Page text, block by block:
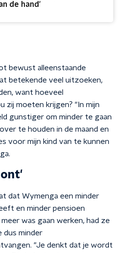
de hand'
bewust alleenstaande
betekende veel uitzoeken,
want hoeveel
zij moeten krijgen? "In mijn
gunstiger om minder te gaan
te houden in de maand en
voor mijn kind van te kunnen
dat Wymenga een minder
en minder pensioen
was gaan werken, had ze
dus minder
"Je denkt dat je wordt